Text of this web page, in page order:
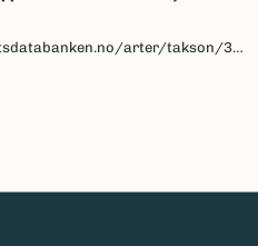
arter/takson/30098/beskrivelse